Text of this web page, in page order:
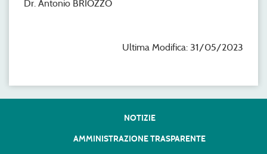
Dr. Antonio BRIOZZO
Ultima Modifica: 31/05/2023
NOTIZIE
AMMINISTRAZIONE TRASPARENTE